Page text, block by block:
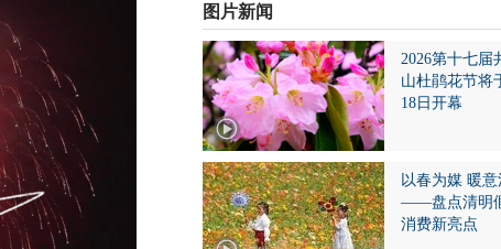
图片新闻
2026第十七届
山杜鹃花节将
18日开幕
以春为媒 暖意
——盘点清明
消费新亮点